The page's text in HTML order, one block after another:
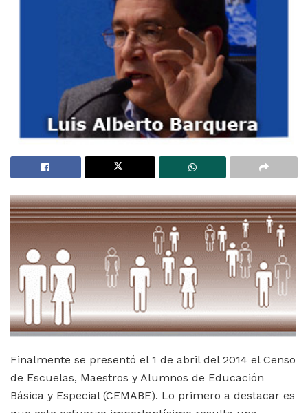
Finalmente se presentó el 1 de abril del 2014 el Censo
de Escuelas, Maestros y Alumnos de Educación
Básica y Especial (CEMABE). Lo primero a destacar es